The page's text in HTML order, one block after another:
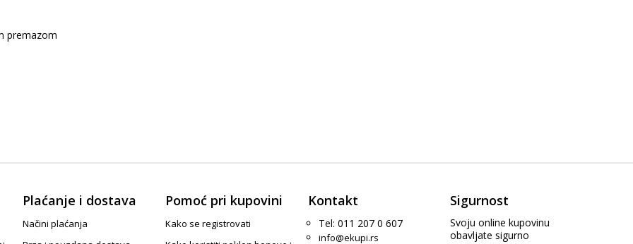
premazom
Plaćanje i dostava
Načini plaćanja
Pomoć pri kupovini
Kako se registrovati
Kontakt
Tel: 011 207 0 607
info@ekupi.rs
Sigurnost
Svoju online kupovinu
obavljate sigurno